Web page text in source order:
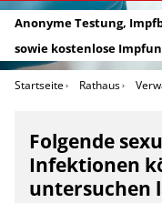
Anonyme Testung,
sowie kostenlose
Startseite Rathaus
Folgende
Infektionen
untersuchen